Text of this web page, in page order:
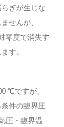
ぎが生じな
せんが、
零度で消失す
す。
℃ですが、
件の臨界圧
圧・臨界温